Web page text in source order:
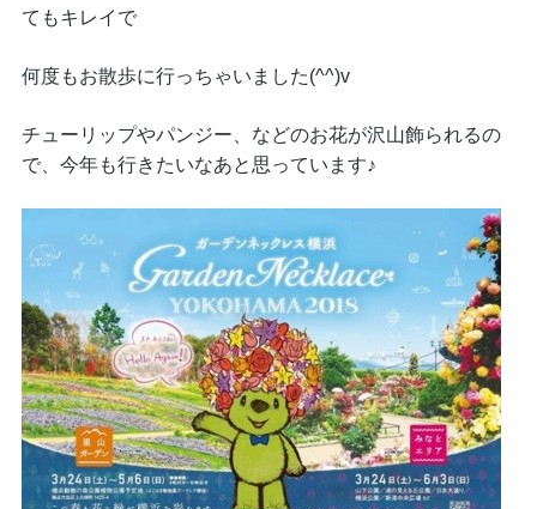
てもキレイで
何度もお散歩に行っちゃいました(^^)v
チューリップやパンジー、などのお花が沢山飾られるの
で、今年も行きたいなあと思っています♪